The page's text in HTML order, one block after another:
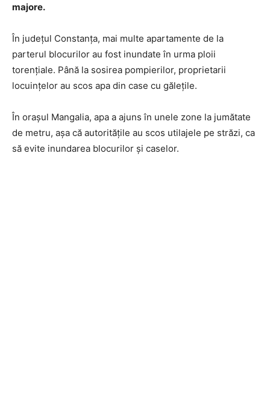
majore.
În județul Constanța, mai multe apartamente de la
parterul blocurilor au fost inundate în urma ploii
torențiale. Până la sosirea pompierilor, proprietarii
locuințelor au scos apa din case cu gălețile.
În orașul Mangalia, apa a ajuns în unele zone la jumătate
de metru, așa că autoritățile au scos utilajele pe străzi, ca
să evite inundarea blocurilor și caselor.